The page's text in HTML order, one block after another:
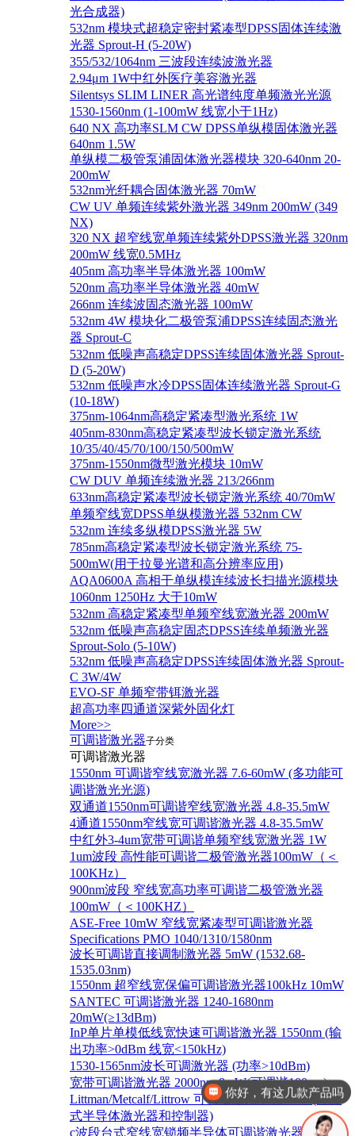
光合成器)
532nm 模块式超稳定密封紧凑型DPSS固体连续激
光器 Sprout-H (5-20W)
355/532/1064nm 三波段连续波激光器
2.94μm 1W中红外医疗美容激光器
Silentsys SLIM LINER 高光谱纯度单频激光光源
1530-1560nm (1-100mW 线宽小于1Hz)
640 NX 高功率SLM CW DPSS单纵模固体激光器
640nm 1.5W
单纵模二极管泵浦固体激光器模块 320-640nm 20-
200mW
532nm光纤耦合固体激光器 70mW
CW UV 单频连续紫外激光器 349nm 200mW (349
NX)
320 NX 超窄线宽单频连续紫外DPSS激光器 320nm
200mW 线宽0.5MHz
405nm 高功率半导体激光器 100mW
520nm 高功率半导体激光器 40mW
266nm 连续波固态激光器 100mW
532nm 4W 模块化二极管泵浦DPSS连续固态激光
器 Sprout-C
532nm 低噪声高稳定DPSS连续固体激光器 Sprout-
D (5-20W)
532nm 低噪声水冷DPSS固体连续激光器 Sprout-G
(10-18W)
375nm-1064nm高稳定紧凑型激光系统 1W
405nm-830nm高稳定紧凑型波长锁定激光系统
10/35/40/45/70/100/150/500mW
375nm-1550nm微型激光模块 10mW
CW DUV 单频连续激光器 213/266nm
633nm高稳定紧凑型波长锁定激光系统 40/70mW
单频窄线宽DPSS单纵模激光器 532nm CW
532nm 连续多纵模DPSS激光器 5W
785nm高稳定紧凑型波长锁定激光系统 75-
500mW(用于拉曼光谱和高分辨率应用)
AQA0600A 高相干单纵模连续波长扫描光源模块
1060nm 1250Hz 大于10mW
532nm 高稳定紧凑型单频窄线宽激光器 200mW
532nm 低噪声高稳定固态DPSS连续单频激光器
Sprout‐Solo (5-10W)
532nm 低噪声高稳定DPSS连续固体激光器 Sprout-
C 3W/4W
EVO-SF 单频窄带铒激光器
超高功率四通道深紫外固化灯
More>>
可调谐激光器子分类
可调谐激光器
1550nm 可调谐窄线宽激光器 7.6-60mW (多功能可
调谐激光光源)
双通道1550nm可调谐窄线宽激光器 4.8-35.5mW
4通道1550nm窄线宽可调谐激光器 4.8-35.5mW
中红外3-4um宽带可调谐单频窄线宽激光器 1W
1um波段 高性能可调谐二极管激光器100mW（＜
100KHz）
900nm波段 窄线宽高功率可调谐二极管激光器
100mW（＜100KHZ）
ASE-Free 10mW 窄线宽紧凑型可调谐激光器
Specifications PMO 1040/1310/1580nm
波长可调谐直接调制激光器 5mW (1532.68-
1535.03nm)
1550nm 超窄线宽保偏可调谐激光器100kHz 10mW
SANTEC 可调谐激光器 1240-1680nm
20mW(≥13dBm)
InP单片单模低线宽快速可调谐激光器 1550nm (输
出功率>0dBm 线宽<150kHz)
1530-1565nm波长可调激光器 (功率>10dBm)
宽带可调谐激光器 2000nm 8mW(可调谐100nm)
Littman/Metcalf/Littrow 可调谐激光系统 Lion (外腔
式半导体激光器和控制器)
c波段台式窄线宽锁频半导体可调谐激光器 1528-
你好，有这几款产品吗